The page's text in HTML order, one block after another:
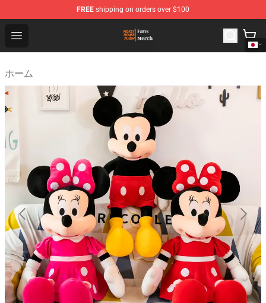
FREE shipping on orders over $100
Open menu
Mickey Mouse Plush Shop - The Best Store of Mickey
ホーム